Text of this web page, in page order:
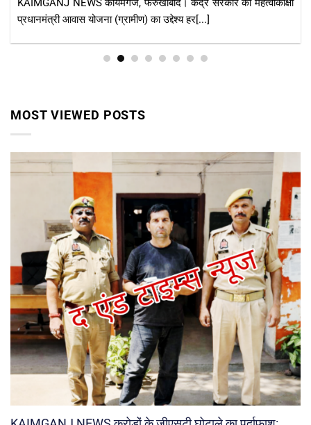
केंद्र सरकार की महत्वाकांक्षी
का उद्देश्य हर[...]
KAIMGANJ NEWS
क्षेत्र के ग्रामीणों की मुश्किलें
MOST VIEWED POSTS